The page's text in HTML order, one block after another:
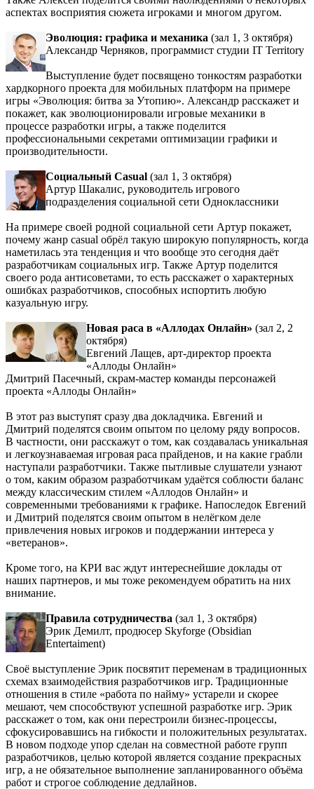
аспектах восприятия сюжета игроками и многом другом.
Эволюция: графика и механика (зал 1, 3 октября)
Александр Черняков, программист студии IT Territory
Выступление будет посвящено тонкостям разработки
хардкорного проекта для мобильных платформ на примере
игры «Эволюция: битва за Утопию». Александр расскажет и
покажет, как эволюционировали игровые механики в
процессе разработки игры, а также поделится
профессиональными секретами оптимизации графики и
производительности.
Социальный Casual (зал 1, 3 октября)
Артур Шакалис, руководитель игрового
подразделения социальной сети Одноклассники
На примере своей родной социальной сети Артур покажет,
почему жанр casual обрёл такую широкую популярность, когда
наметилась эта тенденция и что вообще это сегодня даёт
разработчикам социальных игр. Также Артур поделится
своего рода антисоветами, то есть расскажет о характерных
ошибках разработчиков, способных испортить любую
казуальную игру.
Новая раса в «Аллодах Онлайн» (зал 2, 2
октября)
Евгений Лащев, арт-директор проекта
«Аллоды Онлайн»
Дмитрий Пасечный, скрам-мастер команды персонажей
проекта «Аллоды Онлайн»
В этот раз выступят сразу два докладчика. Евгений и
Дмитрий поделятся своим опытом по целому ряду вопросов.
В частности, они расскажут о том, как создавалась уникальная
и легкоузнаваемая игровая раса прайденов, и на какие грабли
наступали разработчики. Также пытливые слушатели узнают
о том, каким образом разработчикам удаётся соблюсти баланс
между классическим стилем «Аллодов Онлайн» и
современными требованиями к графике. Напоследок Евгений
и Дмитрий поделятся своим опытом в нелёгком деле
привлечения новых игроков и поддержании интереса у
«ветеранов».
Кроме того, на КРИ вас ждут интереснейшие доклады от
наших партнеров, и мы тоже рекомендуем обратить на них
внимание.
Правила сотрудничества (зал 1, 3 октября)
Эрик Демилт, продюсер Skyforge (Obsidian
Entertaiment)
Своё выступление Эрик посвятит переменам в традиционных
схемах взаимодействия разработчиков игр. Традиционные
отношения в стиле «работа по найму» устарели и скорее
мешают, чем способствуют успешной разработке игр. Эрик
расскажет о том, как они перестроили бизнес-процессы,
сфокусировавшись на гибкости и положительных результатах.
В новом подходе упор сделан на совместной работе групп
разработчиков, целью которой является создание прекрасных
игр, а не обязательное выполнение запланированного объёма
работ и строгое соблюдение дедлайнов.